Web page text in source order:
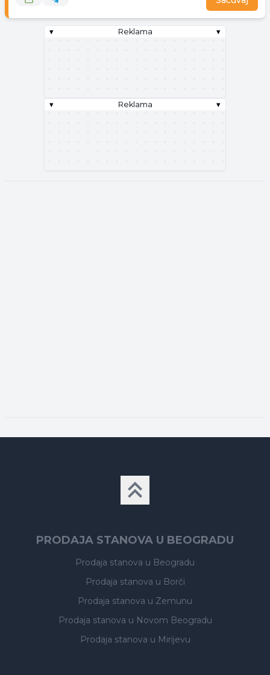
▾ Reklama ▾
▾ Reklama ▾
PRODAJA STANOVA U BEOGRADU
Prodaja stanova u Beogradu
Prodaja stanova u Borči
Prodaja stanova u Zemunu
Prodaja stanova u Novom Beogradu
Prodaja stanova u Mirijevu